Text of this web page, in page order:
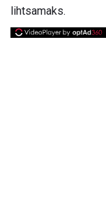
lihtsamaks.